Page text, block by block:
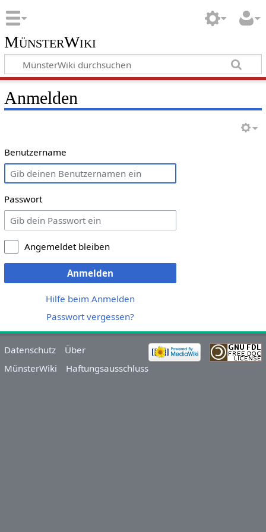
MünsterWiki
Anmelden
Benutzername
Passwort
Angemeldet bleiben
Anmelden
Hilfe beim Anmelden
Passwort vergessen?
Datenschutz
Über
MünsterWiki
Haftungsausschluss